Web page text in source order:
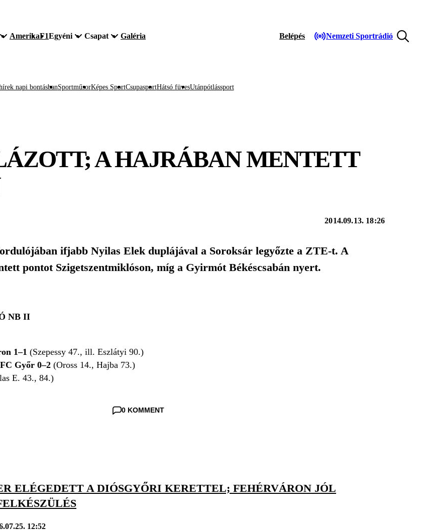
AmerikaF1Egyéni Csapat Galéria Belépés Nemzeti Sportrádió
napi bontásbanSportműsorKépes SportCsupasportHátsó füvesUtánpótlássport
A HAJRÁBAN MENTETT
2014.09.13. 18:26
ifjabb Nyilas Elek duplájával a Soroksár legyőzte a ZTE-t. A
pontot Szigetszentmiklóson, míg a Gyirmót Békéscsabán nyert.
NB II
1–1 (Szepessy 47., ill. Eszlátyi 90.)
Győr 0–2 (Oross 14., Hajba 73.)
E. 43., 84.)
0 KOMMENT
ELÉGEDETT A DIÓSGYŐRI KERETTEL; FEHÉRVÁRON JÓL
12:52